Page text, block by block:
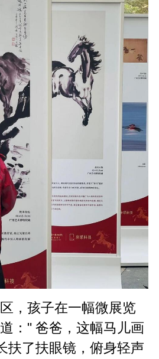
，孩子在一幅微展览
：" 爸爸，这幅马儿画
扶了扶眼镜，俯身轻声